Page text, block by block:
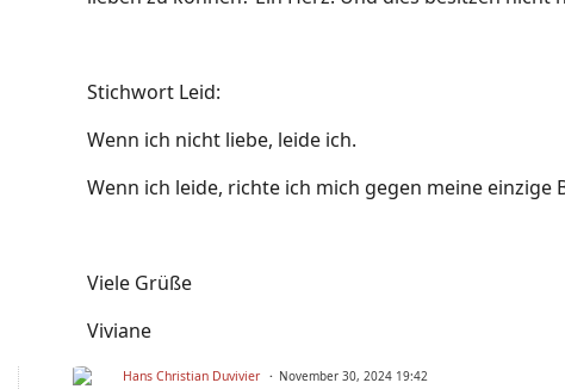
Stichwort Leid:
Wenn ich nicht liebe, leide ich.
Wenn ich leide, richte ich mich gegen meine einzige
Viele Grüße
Viviane
Hans Christian Duvivier November 30, 2024 19:42